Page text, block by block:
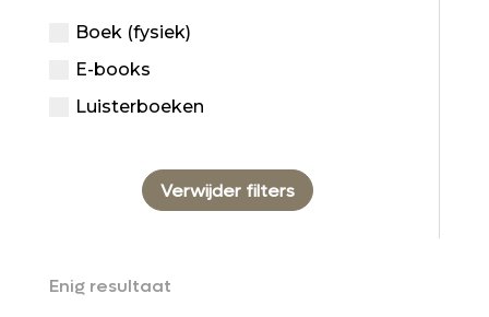
Boek (fysiek)
E-books
Luisterboeken
Verwijder filters
Enig resultaat